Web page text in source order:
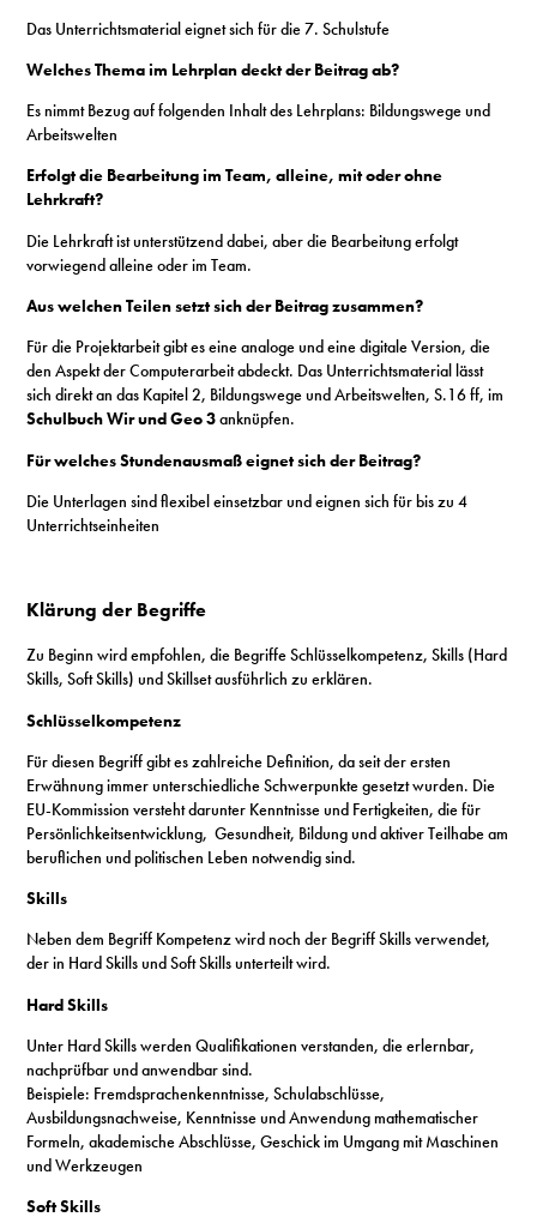
Das Unterrichtsmaterial eignet sich für die 7. Schulstufe
Welches Thema im Lehrplan deckt der Beitrag ab?
Es nimmt Bezug auf folgenden Inhalt des Lehrplans: Bildungswege und
Arbeitswelten
Erfolgt die Bearbeitung im Team, alleine, mit oder ohne
Lehrkraft?
Die Lehrkraft ist unterstützend dabei, aber die Bearbeitung erfolgt
vorwiegend alleine oder im Team.
Aus welchen Teilen setzt sich der Beitrag zusammen?
Für die Projektarbeit gibt es eine analoge und eine digitale Version, die
den Aspekt der Computerarbeit abdeckt. Das Unterrichtsmaterial lässt
sich direkt an das Kapitel 2, Bildungswege und Arbeitswelten, S.16 ff, im
Schulbuch Wir und Geo 3anknüpfen.
Für welches Stundenausmaß eignet sich der Beitrag?
Die Unterlagen sind flexibel einsetzbar und eignen sich für bis zu 4
Unterrichtseinheiten
Klärung der Begriffe
Zu Beginn wird empfohlen, die Begriffe Schlüsselkompetenz, Skills (Hard
Skills, Soft Skills) und Skillset ausführlich zu erklären.
Schlüsselkompetenz
Für diesen Begriff gibt es zahlreiche Definition, da seit der ersten
Erwähnung immer unterschiedliche Schwerpunkte gesetzt wurden. Die
EU-Kommission versteht darunter Kenntnisse und Fertigkeiten, die für
Persönlichkeitsentwicklung, Gesundheit, Bildung und aktiver Teilhabe am
beruflichen und politischen Leben notwendig sind.
Skills
Neben dem Begriff Kompetenz wird noch der Begriff Skills verwendet,
der in Hard Skills und Soft Skills unterteilt wird.
Hard Skills
Unter Hard Skills werden Qualifikationen verstanden, die erlernbar,
nachprüfbar und anwendbar sind.
Beispiele: Fremdsprachenkenntnisse, Schulabschlüsse,
Ausbildungsnachweise, Kenntnisse und Anwendung mathematischer
Formeln, akademische Abschlüsse, Geschick im Umgang mit Maschinen
und Werkzeugen
Soft Skills